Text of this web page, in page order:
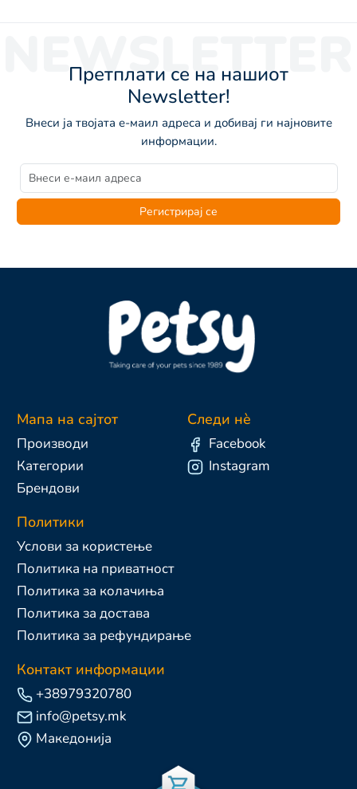
NEWSLETTER
Претплати се на нашиот
Newsletter!
Внеси ја твојата е-маил адреса и добивај ги најновите
информации.
Регистрирај се
Мапа на сајтот
Производи
Категории
Брендови
Политики
Услови за користење
Политика на приватност
Политика за колачиња
Политика за достава
Политика за рефундирање
Контакт информации
+38979320780
info@petsy.mk
Македонија
Следи нè
Facebook
Instagram